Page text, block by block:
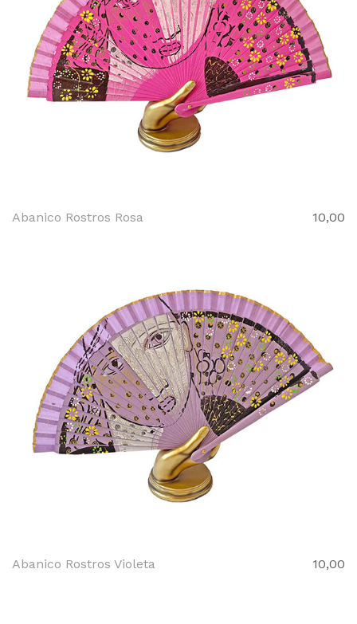
Abanico Rostros Rosa 10,00
Abanico Rostros Violeta 10,00